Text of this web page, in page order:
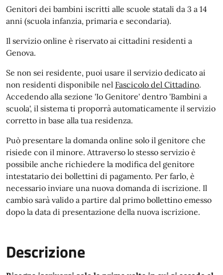
Genitori dei bambini iscritti alle scuole statali da 3 a 14
anni (scuola infanzia, primaria e secondaria).
Il servizio online è riservato ai cittadini residenti a
Genova.
Se non sei residente, puoi usare il servizio dedicato ai
non residenti disponibile nel Fascicolo del Cittadino.
Accedendo alla sezione 'Io Genitore' dentro 'Bambini a
scuola', il sistema ti proporrà automaticamente il servizio
corretto in base alla tua residenza.
Può presentare la domanda online solo il genitore che
risiede con il minore. Attraverso lo stesso servizio è
possibile anche richiedere la modifica del genitore
intestatario dei bollettini di pagamento. Per farlo, è
necessario inviare una nuova domanda di iscrizione. Il
cambio sarà valido a partire dal primo bollettino emesso
dopo la data di presentazione della nuova iscrizione.
Descrizione